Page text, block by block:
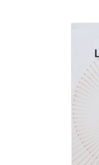
Política de